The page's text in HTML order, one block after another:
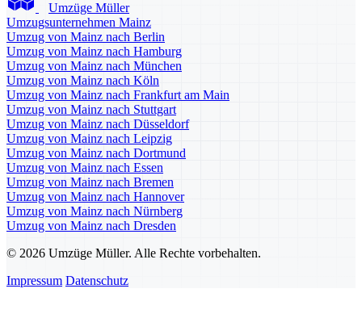
Umzüge Müller
Umzugsunternehmen Mainz
Umzug von Mainz nach Berlin
Umzug von Mainz nach Hamburg
Umzug von Mainz nach München
Umzug von Mainz nach Köln
Umzug von Mainz nach Frankfurt am Main
Umzug von Mainz nach Stuttgart
Umzug von Mainz nach Düsseldorf
Umzug von Mainz nach Leipzig
Umzug von Mainz nach Dortmund
Umzug von Mainz nach Essen
Umzug von Mainz nach Bremen
Umzug von Mainz nach Hannover
Umzug von Mainz nach Nürnberg
Umzug von Mainz nach Dresden
© 2026 Umzüge Müller. Alle Rechte vorbehalten.
Impressum Datenschutz